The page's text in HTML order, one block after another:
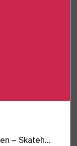
Skateschule München – Skatehalle SpaceFo